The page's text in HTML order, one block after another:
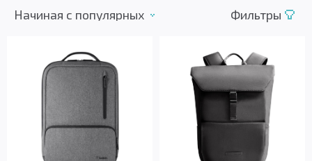
Начиная c популярных Фильтры